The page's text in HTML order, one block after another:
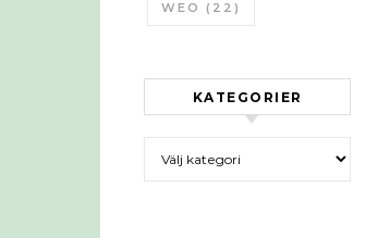
WEO (22)
KATEGORIER